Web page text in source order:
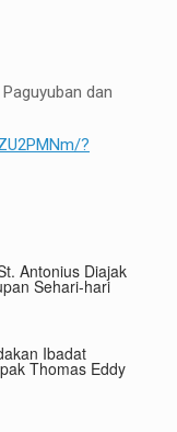
dan
?
Antonius Diajak
Sehari-hari
Ibadat
Thomas Eddy